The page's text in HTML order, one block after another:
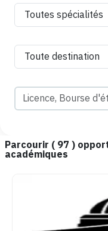
Parcourir ( 97 )
académiques